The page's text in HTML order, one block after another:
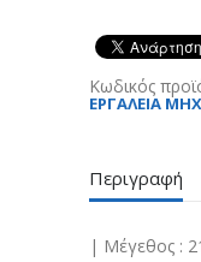
Κωδικός
ΕΡΓΑΛΕΙΑ
Περιγραφή
| Μέγεθος :